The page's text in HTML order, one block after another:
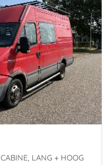
LANG + HOOG